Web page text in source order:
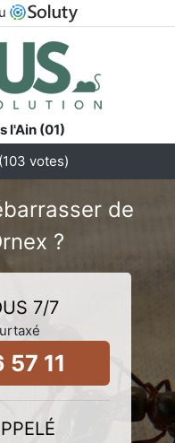
l'Ain (01)
103 votes)
de
?
7/7
11